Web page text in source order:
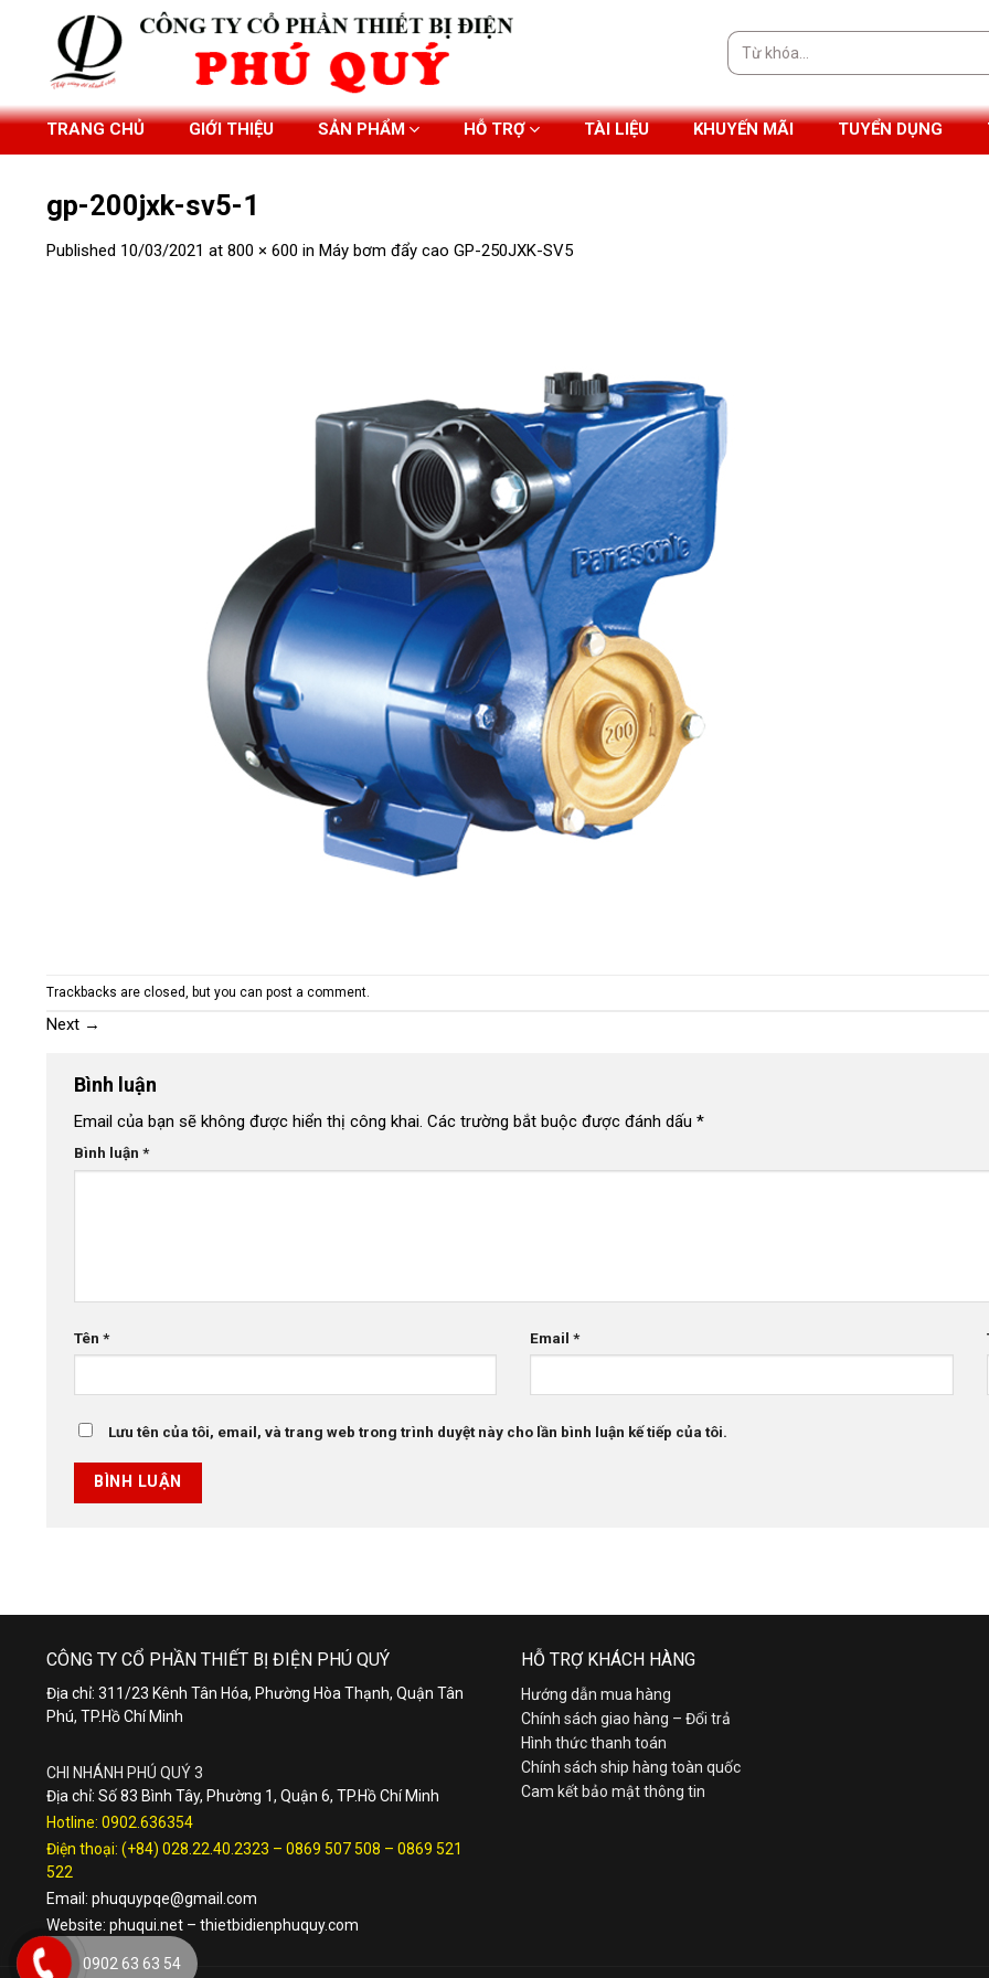
Tìm
kiếm:
TRANG CHỦ GIỚI THIỆU SẢN PHẨM HỖ TRỢ TÀI LIỆU KHUYẾN MÃI TUYỂN DỤNG
gp-200jxk-sv5-1
Published 10/03/2021 at 800 × 600 in Máy bơm đẩy cao GP-250JXK-SV5
Trackbacks are closed, but you can post a comment
Next →
Bình luận
Email của bạn sẽ không được hiển thị công khai. Các trường bắt buộc được đánh dấu *
Bình luận *
Tên * Email*
Lưu tên của tôi, email, và trang web trong trình duyệt này cho lần bình luận kế tiếp của tôi.
CÔNG TY CỔ PHẦN THIẾT BỊ ĐIỆN PHÚ QUÝ
Địa chỉ: 311/23 Kênh Tân Hóa, Phường Hòa Thạnh, Quận Tân
Phú, TP.Hồ Chí Minh
CHI NHÁNH PHÚ QUÝ 3
Địa chỉ: Số 83 Bình Tây, Phường 1, Quận 6, TP.Hồ Chí Minh
Hotline: 0902.636354
Điện thoại: (+84) 028.22.40.2323 – 0869 507 508 – 0869 521
522
Email: phuquypqe@gmail.com
Website: phuqui.net – thietbidienphuquy.com
HỖ TRỢ KHÁCH HÀNG
Hướng dẫn mua hàng
Chính sách giao hàng – Đổi trả
Hình thức thanh toán
Chính sách ship hàng toàn quốc
Cam kết bảo mật thông tin
0902 63 63 54